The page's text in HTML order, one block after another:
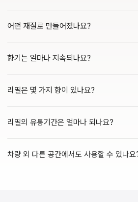
어떤 재질로 만들어졌나요?
향기는 얼마나 지속되나요?
리필은 몇 가지 향이 있나요?
리필의 유통기간은 얼마나 되나요?
차량 외 다른 공간에서도 사용할 수 있나요